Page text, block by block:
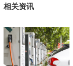
相关资讯